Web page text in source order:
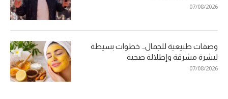
07/08/2026
وصفات طبيعية للجمال… خطوات بسيطة
لبشرة مشرقة وإطلالة صحية
07/08/2026